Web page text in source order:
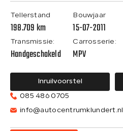
Tellerstand
198.709 km
Bouwjaar
15-07-2011
Transmissie:
Handgeschakeld
Carrosserie:
MPV
Inruilvoorstel
085 486 0705
info@autocentrumklundert.nl